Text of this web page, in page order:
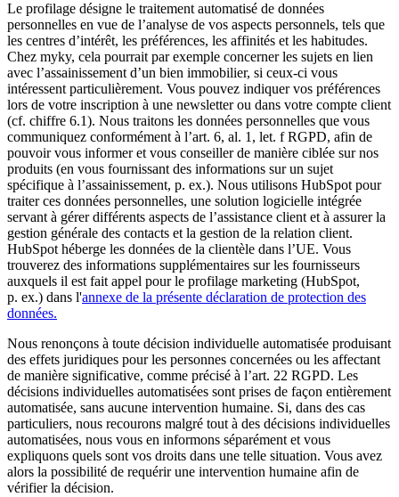
Le profilage désigne le traitement automatisé de données
personnelles en vue de l’analyse de vos aspects personnels, tels que
les centres d’intérêt, les préférences, les affinités et les habitudes.
Chez myky, cela pourrait par exemple concerner les sujets en lien
avec l’assainissement d’un bien immobilier, si ceux-ci vous
intéressent particulièrement. Vous pouvez indiquer vos préférences
lors de votre inscription à une newsletter ou dans votre compte client
(cf. chiffre 6.1). Nous traitons les données personnelles que vous
communiquez conformément à l’art. 6, al. 1, let. f RGPD, afin de
pouvoir vous informer et vous conseiller de manière ciblée sur nos
produits (en vous fournissant des informations sur un sujet
spécifique à l’assainissement, p. ex.). Nous utilisons HubSpot pour
traiter ces données personnelles, une solution logicielle intégrée
servant à gérer différents aspects de l’assistance client et à assurer la
gestion générale des contacts et la gestion de la relation client.
HubSpot héberge les données de la clientèle dans l’UE. Vous
trouverez des informations supplémentaires sur les fournisseurs
auxquels il est fait appel pour le profilage marketing (HubSpot,
p. ex.) dans l'annexe de la présente déclaration de protection des
données.
Nous renonçons à toute décision individuelle automatisée produisant
des effets juridiques pour les personnes concernées ou les affectant
de manière significative, comme précisé à l’art. 22 RGPD. Les
décisions individuelles automatisées sont prises de façon entièrement
automatisée, sans aucune intervention humaine. Si, dans des cas
particuliers, nous recourons malgré tout à des décisions individuelles
automatisées, nous vous en informons séparément et vous
expliquons quels sont vos droits dans une telle situation. Vous avez
alors la possibilité de requérir une intervention humaine afin de
vérifier la décision.